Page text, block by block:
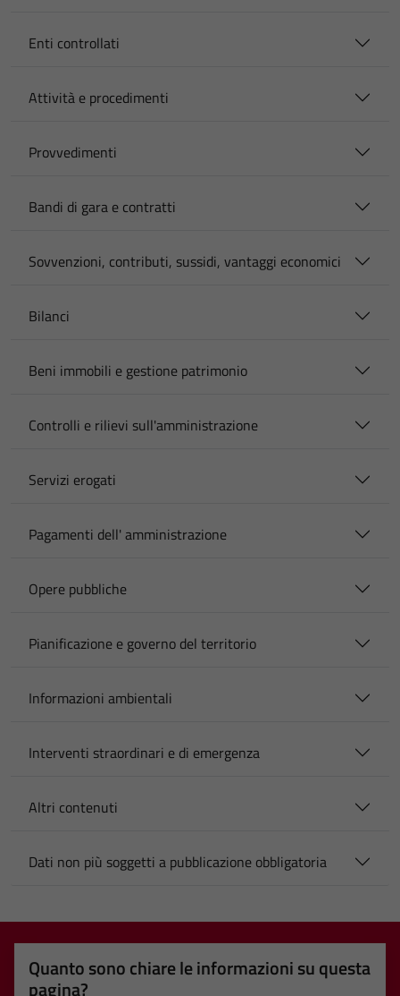
Enti controllati
Attività e procedimenti
Provvedimenti
Bandi di gara e contratti
Sovvenzioni, contributi, sussidi, vantaggi economici
Bilanci
Beni immobili e gestione patrimonio
Controlli e rilievi sull'amministrazione
Servizi erogati
Pagamenti dell' amministrazione
Opere pubbliche
Pianificazione e governo del territorio
Informazioni ambientali
Interventi straordinari e di emergenza
Altri contenuti
Dati non più soggetti a pubblicazione obbligatoria
Quanto sono chiare le informazioni su questa
pagina?